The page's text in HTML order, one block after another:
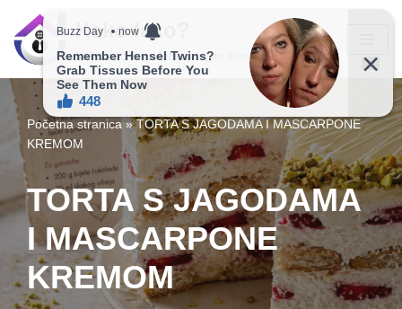
Skip
content
Kako lako?
Vaš vodič ka jednostavnijem životu!
Početna stranica»TORTA S JAGODAMA I MASCARPONE
KREMOM
TORTA S JAGODAMA
I MASCARPONE
KREMOM